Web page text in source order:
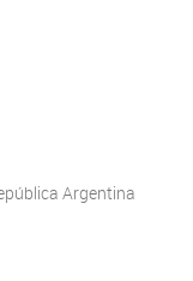
Argentina